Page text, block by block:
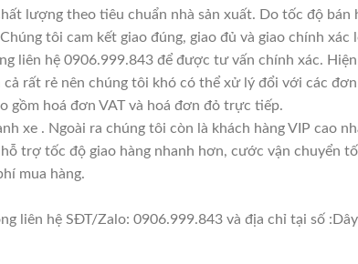
lượng theo tiêu chuẩn nhà sản xuất. Do tốc độ bán
tôi cam kết giao đúng, giao đủ và giao chính xác
liên hệ 0906.999.843 để được tư vấn chính xác.
rất rẻ nên chúng tôi khó có thể xử lý đổi với các
gồm hoá đơn VAT và hoá đơn đỏ trực tiếp.
xe . Ngoài ra chúng tôi còn là khách hàng VIP cao
trợ tốc độ giao hàng nhanh hơn, cước vận chuyển
mua hàng.
liên hệ SĐT/Zalo: 0906.999.843 và địa chỉ tại số